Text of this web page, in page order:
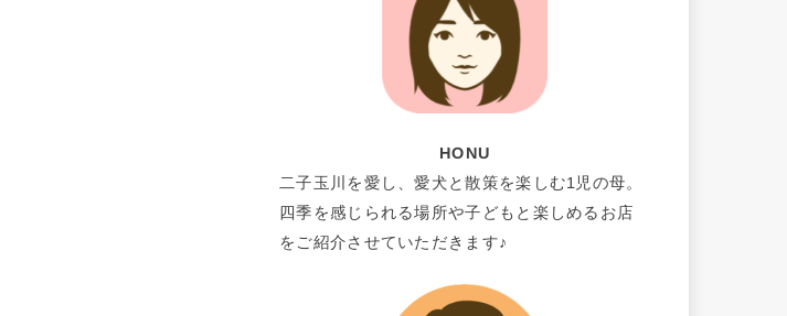
HONU
二子玉川を愛し、愛犬と散策を楽しむ1児の母。
四季を感じられる場所や子どもと楽しめるお店
をご紹介させていただきます♪